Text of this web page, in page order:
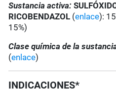
Sustancia activa:
RICOBENDAZOL (enlace):
15%)
Clase química de la
(enlace)
INDICACIONES*